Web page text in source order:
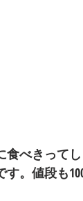
食べきって
。値段も